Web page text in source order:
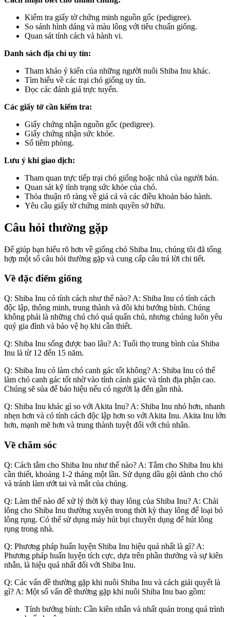
Kiểm tra giấy tờ chứng minh nguồn gốc (pedigree).
So sánh hình dáng và màu lông với tiêu chuẩn giống.
Quan sát tính cách và hành vi.
Danh sách địa chỉ uy tín:
Tham khảo ý kiến của những người nuôi Shiba Inu khác.
Tìm hiểu về các trại chó giống uy tín.
Đọc các đánh giá trực tuyến.
Các giấy tờ cần kiểm tra:
Giấy chứng nhận nguồn gốc (pedigree).
Giấy chứng nhận sức khỏe.
Sổ tiêm phòng.
Lưu ý khi giao dịch:
Tham quan trực tiếp trại chó giống hoặc nhà của người bán.
Quan sát kỹ tình trạng sức khỏe của chó.
Thỏa thuận rõ ràng về giá cả và các điều khoản bảo hành.
Yêu cầu giấy tờ chứng minh quyền sở hữu.
Câu hỏi thường gặp
Để giúp bạn hiểu rõ hơn về giống chó Shiba Inu, chúng tôi đã tổng
hợp một số câu hỏi thường gặp và cung cấp câu trả lời chi tiết.
Về đặc điểm giống
Q: Shiba Inu có tính cách như thế nào? A: Shiba Inu có tính cách
độc lập, thông minh, trung thành và đôi khi bướng bỉnh. Chúng
không phải là những chú chó quá quấn chủ, nhưng chúng luôn yêu
quý gia đình và bảo vệ họ khi cần thiết.
Q: Shiba Inu sống được bao lâu? A: Tuổi thọ trung bình của Shiba
Inu là từ 12 đến 15 năm.
Q: Shiba Inu có làm chó canh gác tốt không? A: Shiba Inu có thể
làm chó canh gác tốt nhờ vào tính cảnh giác và tính địa phận cao.
Chúng sẽ sủa để báo hiệu nếu có người lạ đến gần nhà.
Q: Shiba Inu khác gì so với Akita Inu? A: Shiba Inu nhỏ hơn, nhanh
nhẹn hơn và có tính cách độc lập hơn so với Akita Inu. Akita Inu lớn
hơn, mạnh mẽ hơn và trung thành tuyệt đối với chủ nhân.
Về chăm sóc
Q: Cách tắm cho Shiba Inu như thế nào? A: Tắm cho Shiba Inu khi
cần thiết, khoảng 1-2 tháng một lần. Sử dụng dầu gội dành cho chó
và tránh làm ướt tai và mắt của chúng.
Q: Làm thế nào để xử lý thời kỳ thay lông của Shiba Inu? A: Chải
lông cho Shiba Inu thường xuyên trong thời kỳ thay lông để loại bỏ
lông rụng. Có thể sử dụng máy hút bụi chuyên dụng để hút lông
rụng trong nhà.
Q: Phương pháp huấn luyện Shiba Inu hiệu quả nhất là gì? A:
Phương pháp huấn luyện tích cực, dựa trên phần thưởng và sự kiên
nhẫn, là hiệu quả nhất đối với Shiba Inu.
Q: Các vấn đề thường gặp khi nuôi Shiba Inu và cách giải quyết là
gì? A: Một số vấn đề thường gặp khi nuôi Shiba Inu bao gồm:
Tính bướng bỉnh: Cần kiên nhẫn và nhất quán trong quá trình